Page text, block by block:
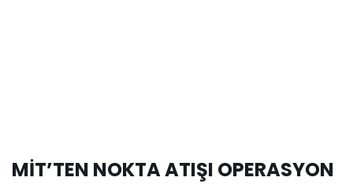
MİT’TEN NOKTA ATIŞI OPERASYON